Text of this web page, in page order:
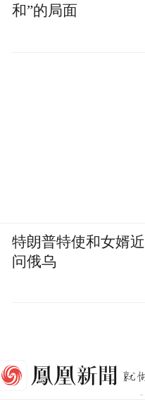
聚焦智媒时代纪
实影像价值坚
纪实摄影创作
和”的局面
特朗普特使和女婿
问俄乌